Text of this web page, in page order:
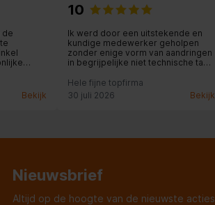
de
Bekijk
10
Ik werd door een uitstekende en
kundige medewerker geholpen
zonder enige vorm van aandringen
in begrijpelijke niet technische taal
andere apparaat, de keuze werd
daardoor voor mij makkelijk.
Hele fijne topfirma
30 juli 2026
Bekijk
Nieuwsbrief
Altijd op de hoogte van de nieuwste acties